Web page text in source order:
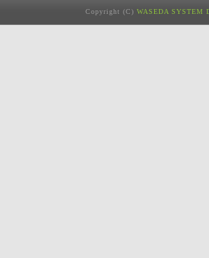
Copyright (C) WASEDA SYSTEM